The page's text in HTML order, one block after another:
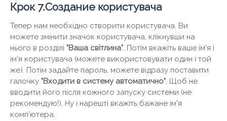
Крок 7.Создание користувача
Тепер нам необхідно створити користувача. Ви
можете змінити значок користувача, клікнувши на
нього в розділі "Ваша світлина". Потім вкажіть ваше ім'я і
ім'я користувача (можете використовувати один і той
же). Потім задайте пароль, можете відразу поставити
галочку "Входити в систему автоматично", Щоб не
вводити його після кожного запуску системи (не
рекомендую!). Ну і нарешті вкажіть бажане ім'я
комп'ютера.